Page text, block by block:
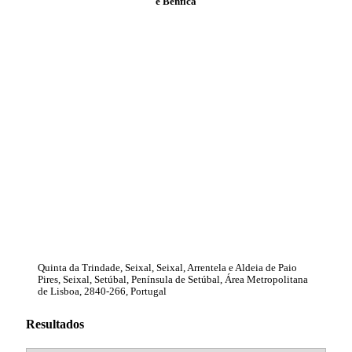
Quinta da Trindade, Seixal, Seixal, Arrentela e Aldeia de Paio
Pires, Seixal, Setúbal, Península de Setúbal, Área Metropolitana
de Lisboa, 2840-266, Portugal
Resultados